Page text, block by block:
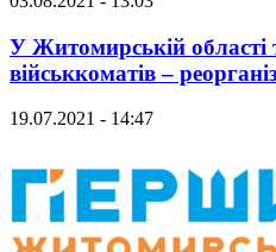
У Житомирській області
військкоматів –
19.07.2021 - 14:47